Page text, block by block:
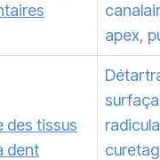
apex,
des tissus
dent